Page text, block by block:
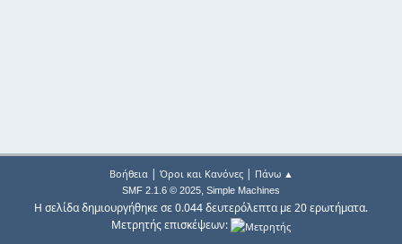
Βοήθεια| Όροι και Κανόνες| Πάνω ▲
SMF 2.1.6 © 2025, Simple Machines
Η σελίδα δημιουργήθηκε σε 0.044 δευτερόλεπτα με 20 ερωτήματα.
Μετρητής επισκέψεων: